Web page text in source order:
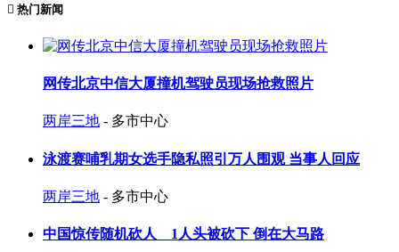
热门新闻
网传北京中信大厦撞机驾驶员现场抢救照片
两岸三地 - 多市中心
泳渡赛哺乳期女选手隐私照引万人围观 当事人回应
两岸三地 - 多市中心
中国惊传随机砍人 1人头被砍下 倒在大马路